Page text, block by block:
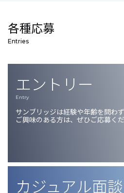
各種応募
Entries
エントリー
Entry
サンブリッジは経験や年齢を問わ
ご興味のある方は、ぜひご応募くだ
カジュアル面談